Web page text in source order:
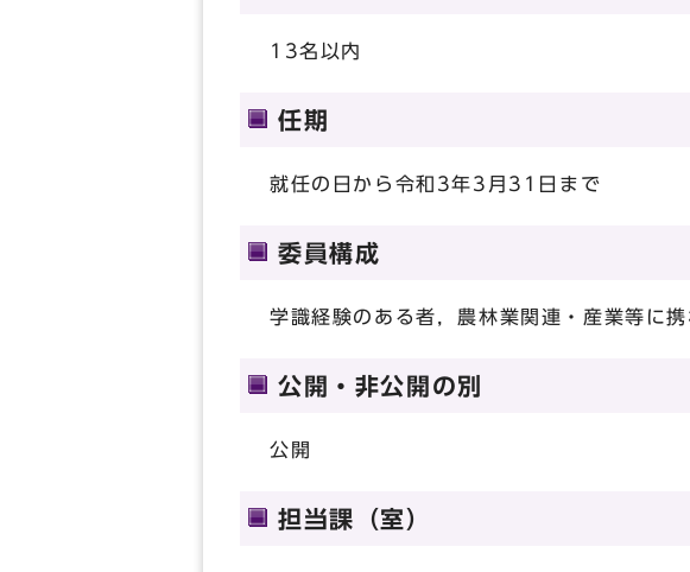
13名以内
任期
就任の日から令和3年3月31日まで
委員構成
学識経験のある者，農林業関連・産業等に携
公開・非公開の別
公開
担当課（室）